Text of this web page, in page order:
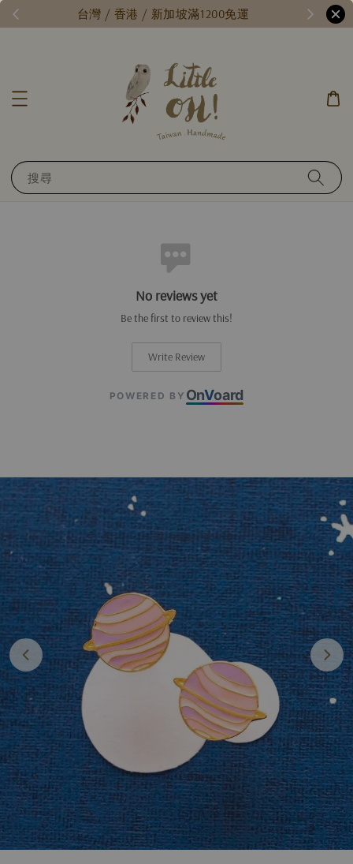
台灣 / 香港 / 新加坡滿1200免運
搜尋
No reviews yet
Be the first to review this!
Write Review
POWERED BY OnVoard